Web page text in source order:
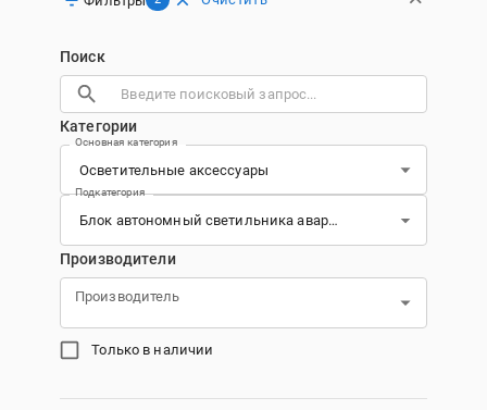
Поиск
Категории
Основная категория
Подкатегория
Производители
Производитель
Только в наличии